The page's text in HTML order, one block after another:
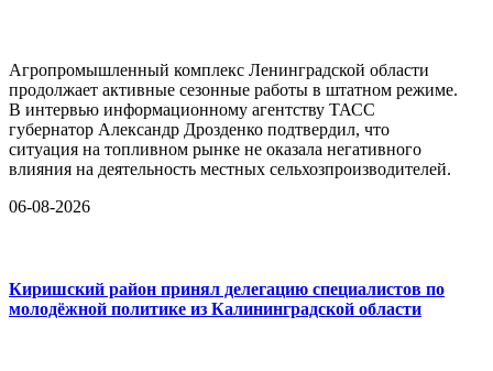
Агропромышленный комплекс Ленинградской области
продолжает активные сезонные работы в штатном режиме.
В интервью информационному агентству ТАСС
губернатор Александр Дрозденко подтвердил, что
ситуация на топливном рынке не оказала негативного
влияния на деятельность местных сельхозпроизводителей.
06-08-2026
Киришский район принял делегацию специалистов по
молодёжной политике из Калининградской области